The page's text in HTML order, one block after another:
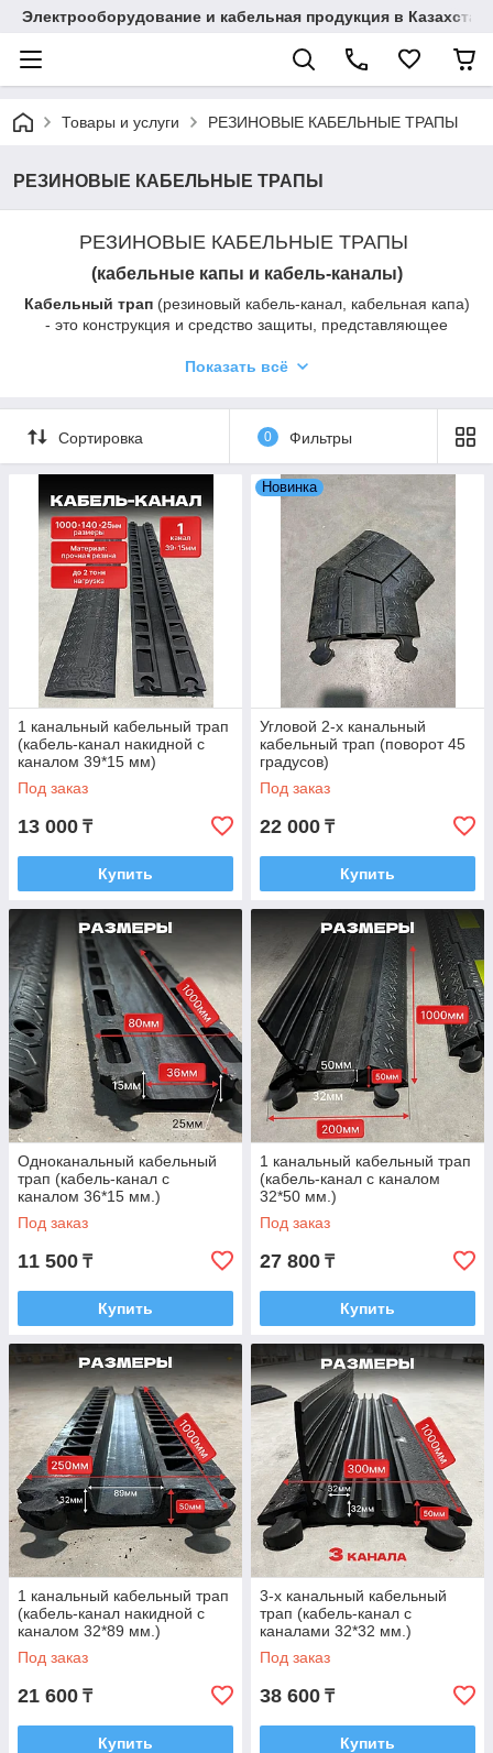
Электрооборудование и кабельная продукция в
Товары и услуги РЕЗИНОВЫЕ КАБЕЛЬНЫЕ ТРАПЫ
РЕЗИНОВЫЕ КАБЕЛЬНЫЕ ТРАПЫ
РЕЗИНОВЫЕ КАБЕЛЬНЫЕ ТРАПЫ
(кабельные капы и кабель-каналы)
Кабельный трап(резиновый кабель-канал, кабельная капа)
- это конструкция и средство защиты, представляющее
проводов, шлангов, шнуров от механических повреждений.
эффективно защищают элементы проводки там, где сильно
повышен риск их возможного повреждения вследствие
механических воздействий или погодных условий.
Показать всё
Сортировка 0 Фильтры
1 канальный кабельный трап
(кабель-канал накидной с
каналом 39*15 мм)
Под заказ
13 000 ₸
Купить
Новинка
Угловой 2-х канальный
кабельный трап (поворот 45
градусов)
Под заказ
22 000 ₸
Купить
Одноканальный кабельный
трап (кабель-канал с
каналом 36*15 мм.)
Под заказ
11 500 ₸
Купить
1 канальный кабельный трап
(кабель-канал с каналом
32*50 мм.)
Под заказ
27 800 ₸
Купить
1 канальный кабельный трап
(кабель-канал накидной с
каналом 32*89 мм.)
Под заказ
21 600 ₸
Купить
3-х канальный кабельный
трап (кабель-канал с
каналами 32*32 мм.)
Под заказ
38 600 ₸
Купить